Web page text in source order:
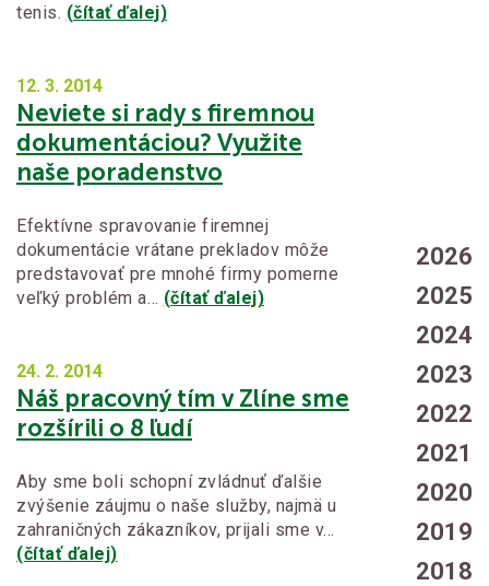
tenis. (čítať ďalej)
12. 3. 2014
Neviete si rady s firemnou
dokumentáciou? Využite
naše poradenstvo
Efektívne spravovanie firemnej
dokumentácie vrátane prekladov môže
predstavovať pre mnohé firmy pomerne
veľký problém a… (čítať ďalej)
24. 2. 2014
Náš pracovný tím v Zlíne sme
rozšírili o 8 ľudí
Aby sme boli schopní zvládnuť ďalšie
zvýšenie záujmu o naše služby, najmä u
zahraničných zákazníkov, prijali sme v…
(čítať ďalej)
2026
2025
2024
2023
2022
2021
2020
2019
2018